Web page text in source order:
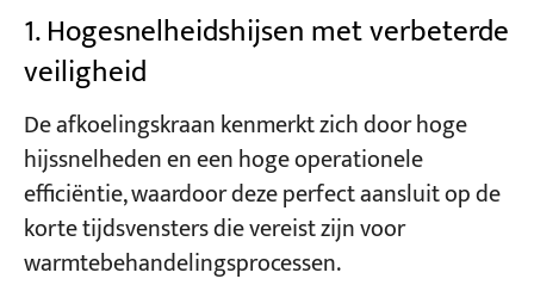
1. Hogesnelheidshijsen met verbeterde
veiligheid
De afkoelingskraan kenmerkt zich door hoge
hijssnelheden en een hoge operationele
efficiëntie, waardoor deze perfect aansluit op de
korte tijdsvensters die vereist zijn voor
warmtebehandelingsprocessen.